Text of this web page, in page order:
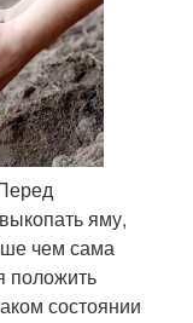
яму,
чем сама
положить
состоянии